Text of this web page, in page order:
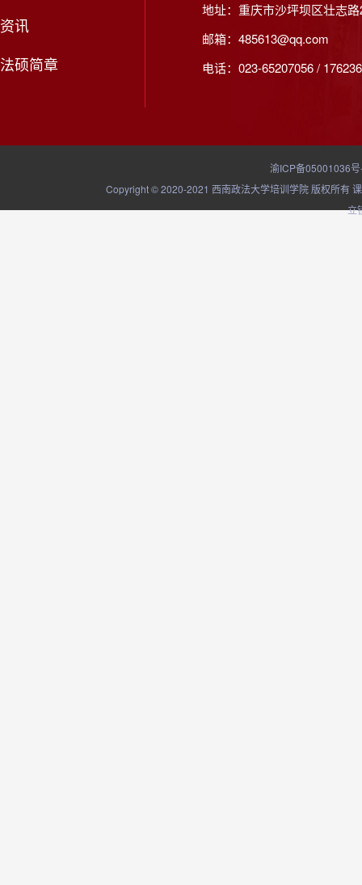
资讯
法硕简章
地址：重庆市沙坪坝区壮志
邮箱：485613@qq.com
电话：023-65207056 /
渝ICP备05001036
Copyright © 2020-2021 西南政法大学培训学院 版权所有
立